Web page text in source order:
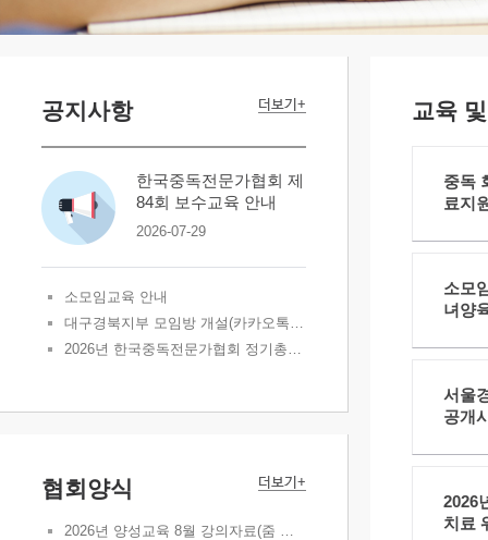
공지사항
한국중독전문가협회 제
84회 보수교육 안내
2026-07-29
소모임교육 안내
대구경북지부 모임방 개설(카카오톡 오픈채팅)
2026년 한국중독전문가협회 정기총회 개최 안내
협회양식
2026년 양성교육 8월 강의자료(줌 동영상 강의)
교육
중독
료지
소모
녀양
서울
공개
2026
치료